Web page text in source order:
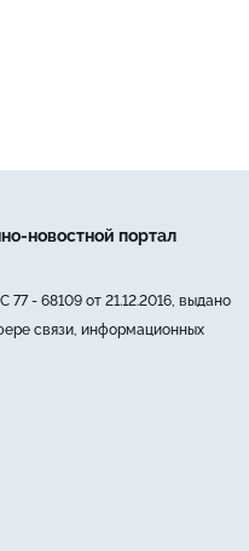
новостной портал
- 68109 от 21.12.2016, выдано
связи, информационных